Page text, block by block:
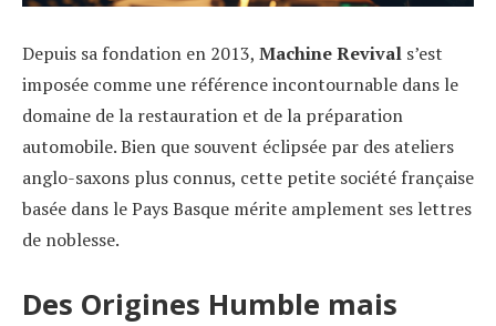
Depuis sa fondation en 2013, Machine Revival s’est
imposée comme une référence incontournable dans le
domaine de la restauration et de la préparation
automobile. Bien que souvent éclipsée par des ateliers
anglo-saxons plus connus, cette petite société française
basée dans le Pays Basque mérite amplement ses lettres
de noblesse.
Des Origines Humble mais